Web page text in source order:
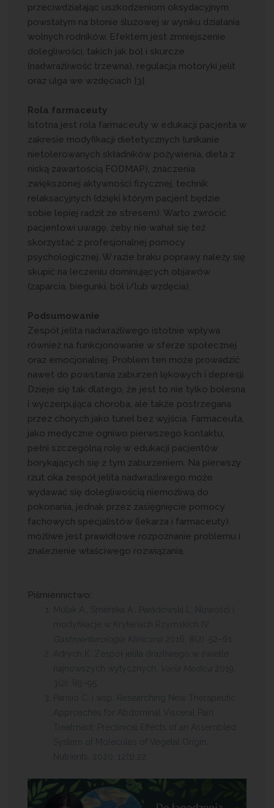
przeciwdziałając uszkodzeniom oksydacyjnym
powstałym na błonie śluzowej w wyniku działania
wolnych rodników. Efektem jest zmniejszenie
dolegliwości, takich jak ból i skurcze
(nadwrażliwość trzewna), regulacja motoryki jelit
oraz ulga we wzdęciach [3].
Rola farmaceuty
Istotna jest rola farmaceuty w edukacji pacjenta w
zakresie modyfikacji dietetycznych (unikanie
nietolerowanych składników pożywienia, dieta z
niską zawartością FODMAP), znaczenia
zwiększonej aktywności fizycznej, technik
relaksacyjnych (dzięki którym pacjent będzie
sobie lepiej radził ze stresem). Warto zwrócić
pacjentowi uwagę, żeby nie wahał się też
skorzystać z profesjonalnej pomocy
psychologicznej. W razie braku poprawy należy się
skupić na leczeniu dominujących objawów
(zaparcia, biegunki, ból i/lub wzdęcia).
Podsumowanie
Zespół jelita nadwrażliwego istotnie wpływa
również na funkcjonowanie w sferze społecznej
oraz emocjonalnej. Problem ten może prowadzić
nawet do powstania zaburzeń lękowych i depresji.
Dzieje się tak dlatego, że jest to nie tylko bolesna
i wyczerpująca choroba, ale także postrzegana
przez chorych jako tunel bez wyjścia. Farmaceuta,
jako medyczne ogniwo pierwszego kontaktu,
pełni szczególną rolę w edukacji pacjentów
borykających się z tym zaburzeniem. Na pierwszy
rzut oka zespół jelita nadwrażliwego może
wydawać się dolegliwością niemożliwą do
pokonania, jednak przez zasięgnięcie pomocy
fachowych specjalistów (lekarza i farmaceuty),
możliwe jest prawidłowe rozpoznanie problemu i
znalezienie właściwego rozwiązania.
Piśmiennictwo: